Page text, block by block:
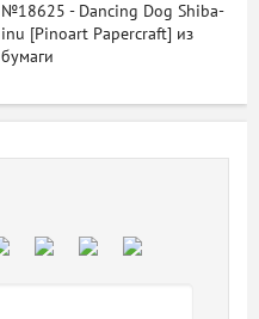
№18625 - Dancing Dog Shiba-
inu [Pinoart Papercraft] из
бумаги